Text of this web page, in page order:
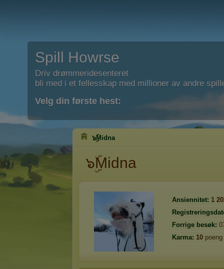
Spill Howrse
Driv drømmeridesenteret
bli med i et fellesskap med millioner av andre
Velg din første hest:
๖ۣۜMidna
๖ۣۜMidna
Ansiennitet: 1
Forrige besøk:
Karma: 10 poeng